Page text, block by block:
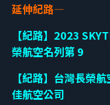
延伸紀路—
【紀路】2023
榮航空名列第 9
【紀路】台灣長榮
佳航空公司